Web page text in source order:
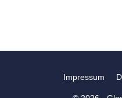
Impressum